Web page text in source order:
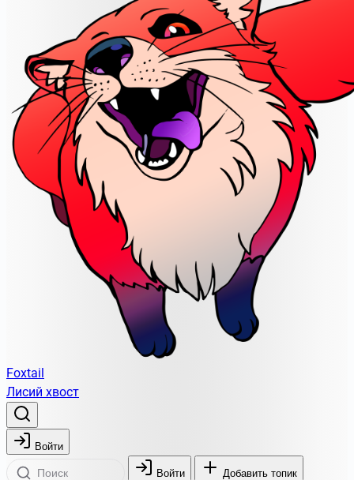
Foxtail
Лисий хвост
Войти
Войти Добавить топик